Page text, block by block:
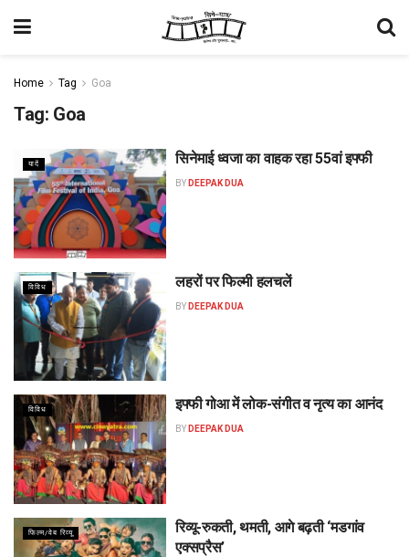
Home Tag Goa
Tag: Goa
यादें सिनेमाई ध्वजा का वाहक रहा 55वां इफ्फी
BY DEEPAK DUA
विविध लहरों पर फिल्मी हलचलें
BY DEEPAK DUA
विविध इफ्फी गोआ में लोक-संगीत व नृत्य का आनंद
BY DEEPAK DUA
फिल्म/वेब रिव्यू
रिव्यू-रुकती, थमती, आगे बढ़ती ‘मडगांव
एक्सप्रैस’